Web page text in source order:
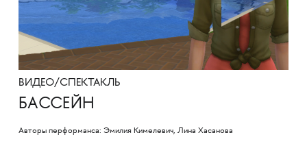
ВИДЕО/СПЕКТАКЛЬ
БАССЕЙН
Авторы перформанса: Эмилия Кимелевич, Лина Хасанова